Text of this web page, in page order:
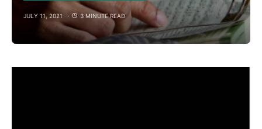
JULY 11, 2021 3 MINUTE READ